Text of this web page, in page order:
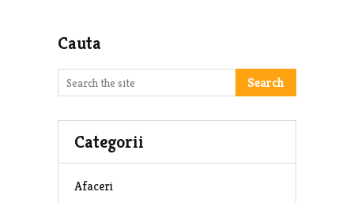
Cauta
Search
Categorii
Afaceri